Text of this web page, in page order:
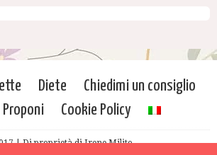
Diete
Chiedimi un consiglio
Proponi Cookie Policy
| Di proprietà di Irene Milito